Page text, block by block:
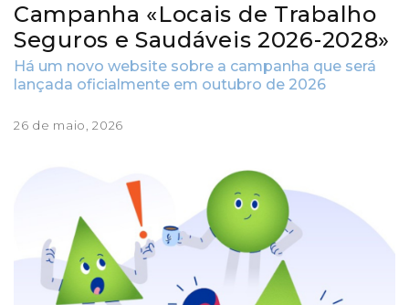
Campanha «Locais de Trabalho
Seguros e Saudáveis 2026-2028»
Há um novo website sobre a campanha que será
lançada oficialmente em outubro de 2026
26 de maio, 2026